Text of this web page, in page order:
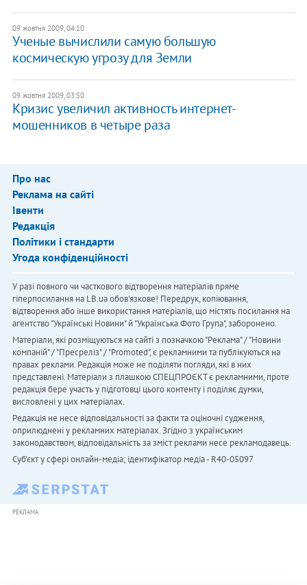
09 жовтня 2009, 04:10
Ученые вычислили самую большую
космическую угрозу для Земли
09 жовтня 2009, 03:50
Кризис увеличил активность интернет-
мошенников в четыре раза
Про нас
Реклама на сайті
Івенти
Редакція
Політики і стандарти
Угода конфіденційності
У разі повного чи часткового відтворення матеріалів пряме
гіперпосилання на LB.ua обов'язкове! Передрук, копіювання,
відтворення або інше використання матеріалів, що містять посилання на
агентство "Українськi Новини" й "Українська Фото Група", заборонено.
Матеріали, які розміщуються на сайті з позначкою "Реклама" / "Новини
компаній" / "Пресреліз" / "Promoted", є рекламними та публікуються на
правах реклами. Редакція може не поділяти погляди, які в них
представлені. Матеріали з плашкою СПЕЦПРОЄКТ є рекламними, проте
редакція бере участь у підготовці цього контенту і поділяє думки,
висловлені у цих матеріалах.
Редакція не несе відповідальності за факти та оціночні судження,
оприлюднені у рекламних матеріалах. Згідно з українським
законодавством, відповідальність за зміст реклами несе рекламодавець.
Cуб'єкт у сфері онлайн-медіа; ідентифікатор медіа - R40-05097
РЕКЛАМА